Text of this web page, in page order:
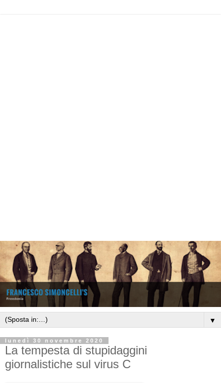
▼
lunedì 30 novembre 2020
La tempesta di stupidaggini
giornalistiche sul virus C